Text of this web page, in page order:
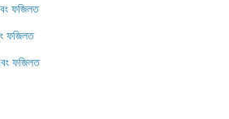
ফজিলত
ফজিলত
ফজিলত